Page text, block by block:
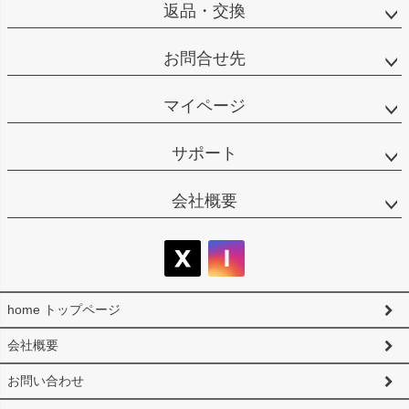
返品・交換
お問合せ先
マイページ
サポート
会社概要
home トップページ
会社概要
お問い合わせ